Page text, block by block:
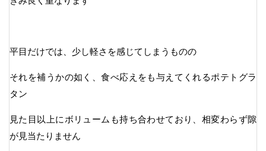
平目だけでは、少し軽さを感じてしまうものの
それを補うかの如く、食べ応えをも与えてくれるポテトグラ
タン
見た目以上にボリュームも持ち合わせており、相変わらず隙
が見当たりません